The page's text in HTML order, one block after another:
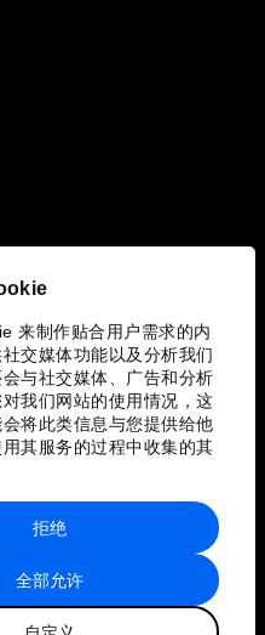
来制作贴合用户需求的内
交媒体功能以及分析我们
与社交媒体、广告和分析
我们网站的使用情况，这
将此类信息与您提供给他
其服务的过程中收集的其
全部允许
拒绝
图